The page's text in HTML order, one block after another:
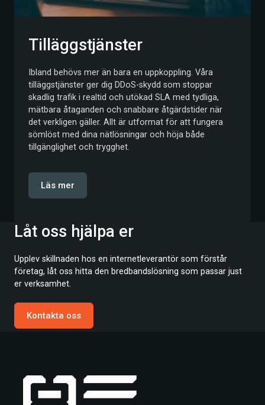
Tilläggstjänster
Ibland behövs mer än bara en uppkoppling. Våra
tilläggstjänster ger dig DDoS-skydd som stoppar
skadlig trafik i realtid och utökad SLA med tydliga,
mätbara åtaganden och snabbare åtgärdstider när
det verkligen gäller. Allt är utformat för att fungera
sömlöst med dina nätlösningar och höja både
tillgänglighet och trygghet.
Läs mer
Låt oss hjälpa er
Upplev skillnaden hos en internetleverantör som förstår
företag, låt oss hitta den bredbandslösning som passar just
er verksamhet.
Kontakta oss